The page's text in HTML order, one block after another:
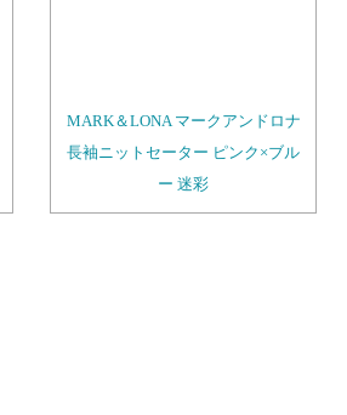
MARK＆LONA マークアンドロナ
長袖ニットセーター ピンク×ブル
ー 迷彩